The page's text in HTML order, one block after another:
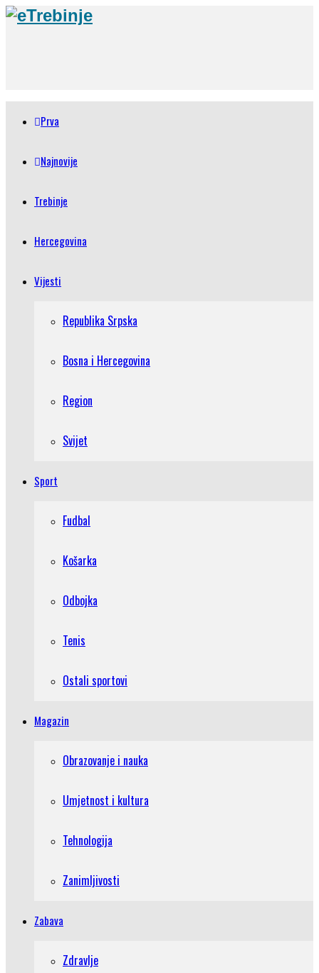
Prva
Najnovije
Trebinje
Hercegovina
Vijesti
Republika Srpska
Bosna i Hercegovina
Region
Svijet
Sport
Fudbal
Košarka
Odbojka
Tenis
Ostali sportovi
Magazin
Obrazovanje i nauka
Umjetnost i kultura
Tehnologija
Zanimljivosti
Zabava
Zdravlje